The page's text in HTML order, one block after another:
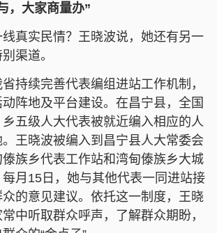
大家商量办”
实民情？王晓波说，她还有另一
渠道。
续完善代表编组进站工作机制，
阵地及平台建设。在昌宁县，全国
五级人大代表被就近编入相应的人
王晓波被编入到昌宁县人大常委会
族乡代表工作站和湾甸傣族乡大城
月15日，她与其他代表一同进站接
的意见建议。依托这一制度，王晓
中听取群众呼声，了解群众期盼，